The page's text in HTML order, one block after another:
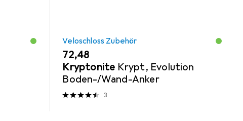
Veloschloss Zubehör
EUR
72,48
Kryptonite Krypt, Evolution
Boden-/Wand-Anker
3